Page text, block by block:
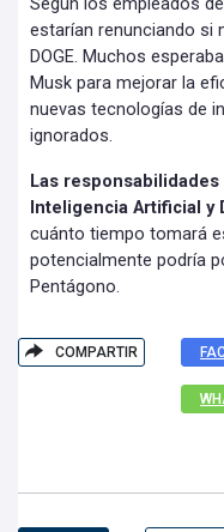
Según los empleados
estarían renunciando si
DOGE. Muchos
Musk para mejorar la
nuevas tecnologías de
ignorados.
Las
Inteligencia Artificial y
cuánto tiempo tomará
potencialmente podría
Pentágono.
COMPARTIR